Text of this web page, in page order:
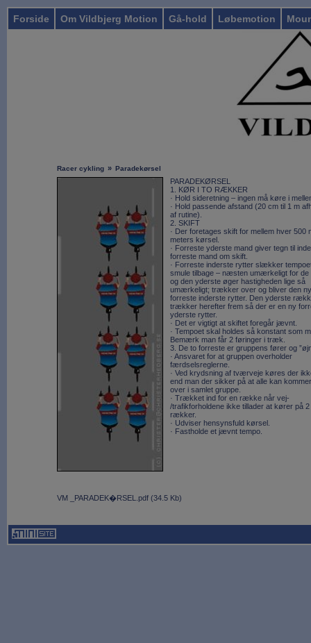
Forside Om Vildbjerg Motion Gå-hold Løbemotion
Racer cykling » Paradekørsel
PARADEKØRSEL
1. KØR I TO RÆKKER
· Hold sideretning – ingen må køre i
· Hold passende afstand (20 cm til 1 m
af rutine).
2. SKIFT
· Der foretages skift for mellem hver 500
meters kørsel.
· Forreste yderste mand giver tegn til
forreste mand om skift.
· Forreste inderste rytter slækker
smule tilbage – næsten umærkeligt for de
og den yderste øger hastigheden lige så
umærkeligt; trækker over og bliver den
forreste inderste rytter. Den yderste
trækker herefter frem så der er en ny
yderste rytter.
· Det er vigtigt at skiftet foregår jævnt.
· Tempoet skal holdes så konstant som
Bemærk man får 2 føringer i træk.
3. De to forreste er gruppens fører og
· Ansvaret for at gruppen overholder
færdselsreglerne.
· Ved krydsning af tværveje køres der
end man der sikker på at alle kan
over i samlet gruppe.
· Trækket ind for en række når vej-
/trafikforholdene ikke tillader at kører på 2
rækker.
· Udviser hensynsfuld kørsel.
· Fastholde et jævnt tempo.
VM _PARADEK�RSEL.pdf (34.5 Kb)